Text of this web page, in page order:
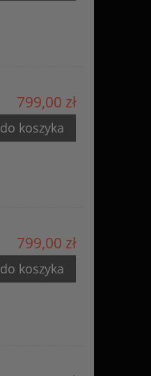
799,00 zł
do koszyka
799,00 zł
do koszyka